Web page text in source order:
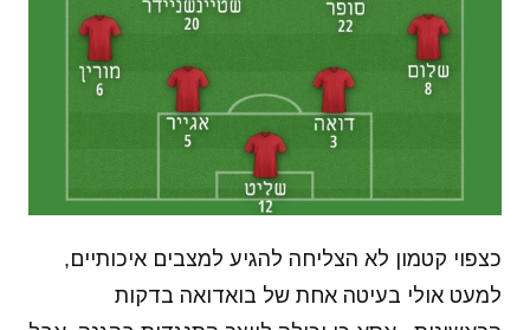
כצפוי קטמון לא הצליחה להגיע למצבים איכותיים,
למעט אולי בעיטה אחת של בואדואה בדקות